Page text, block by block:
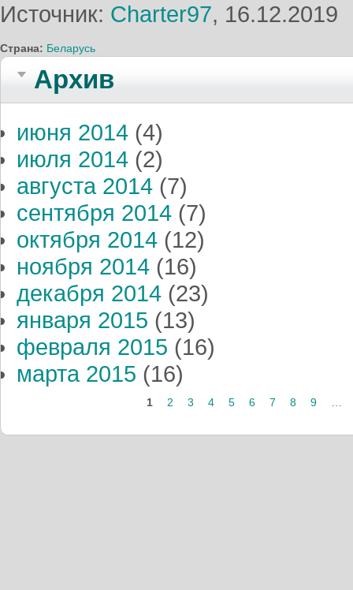
Источник: Charter97, 16.12.2019
Страна: Беларусь
Архив
июня 2014 (4)
июля 2014 (2)
августа 2014 (7)
сентября 2014 (7)
октября 2014 (12)
ноября 2014 (16)
декабря 2014 (23)
января 2015 (13)
февраля 2015 (16)
марта 2015 (16)
1 2 3 4 5 6 7 8 9 …